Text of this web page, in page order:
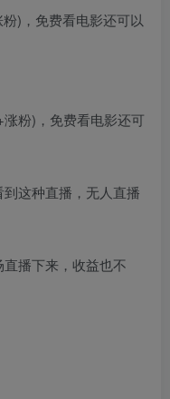
)，免费看电影还可以
这种直播，无人直播
播下来，收益也不